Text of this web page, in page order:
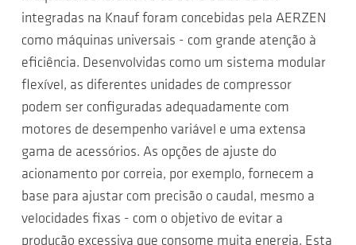
integradas na Knauf foram concebidas pela AERZEN
como máquinas universais - com grande atenção à
eficiência. Desenvolvidas como um sistema modular
flexível, as diferentes unidades de compressor
podem ser configuradas adequadamente com
motores de desempenho variável e uma extensa
gama de acessórios. As opções de ajuste do
acionamento por correia, por exemplo, fornecem a
base para ajustar com precisão o caudal, mesmo a
velocidades fixas - com o objetivo de evitar a
produção excessiva que consome muita energia. Esta